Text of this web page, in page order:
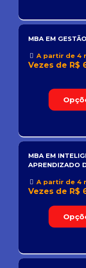
MBA EM
A partir de 4
Vezes de R$
MBA EM
APRENDIZADO
A partir de 4
Vezes de R$